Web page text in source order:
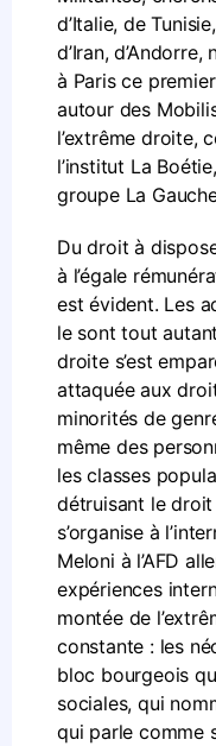
d’Italie, de
d’Iran,
à Paris ce
autour des
l’extrême droite,
l’institut La
groupe La
Du droit à
à l’égale
est évident. Les
le sont tout
droite s’est
attaquée aux
minorités de
même des
les classes
détruisant le droit
s’organise à
Meloni à l’AFD
expériences
montée de
constante : les
bloc bourgeois
sociales, qui
qui parle comme